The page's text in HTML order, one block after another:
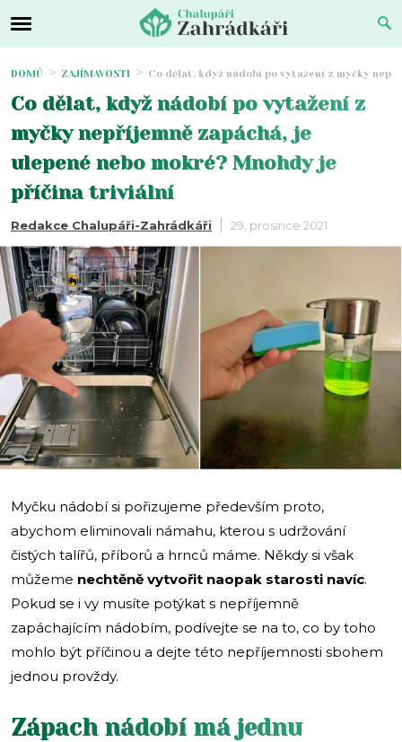
DOMŮ ZAJÍMAVOSTI Co dělat, když nádobí po vytažení z myčky
Co dělat, když nádobí po vytažení z
myčky nepříjemně zapáchá, je
ulepené nebo mokré? Mnohdy je
příčina triviální
Redakce Chalupáři-Zahrádkáři 29. prosince 2021
Myčku nádobí si pořizujeme především proto,
abychom eliminovali námahu, kterou s udržování
čistých talířů, příborů a hrnců máme. Někdy si však
můžeme nechtěně vytvořit naopak starosti navíc.
Pokud se i vy musíte potýkat s nepříjemně
zapáchajícím nádobím, podívejte se na to, co by toho
mohlo být příčinou a dejte této nepříjemnosti sbohem
jednou provždy.
Zápach nádobí má jednu